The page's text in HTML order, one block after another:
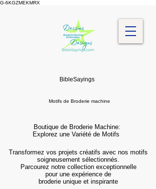
G-6KGZMEKMRX
BibleSayings
Motifs de Broderie machine
Boutique de Broderie Machine:
Explorez une Variété de Motifs
Transformez vos projets créatifs avec nos motifs
soigneusement sélectionnés.
Parcourez notre collection exceptionnelle
pour une expérience de
broderie unique et inspirante